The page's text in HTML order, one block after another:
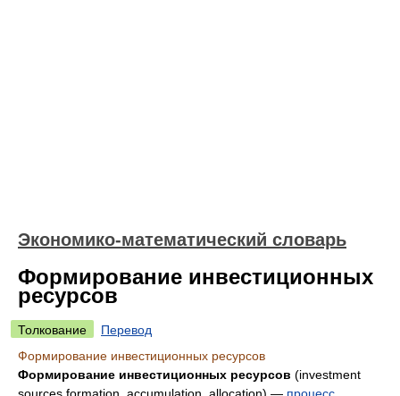
Экономико-математический словарь
Формирование инвестиционных
ресурсов
Толкование
Перевод
Формирование инвестиционных ресурсов
Формирование инвестиционных ресурсов (investment